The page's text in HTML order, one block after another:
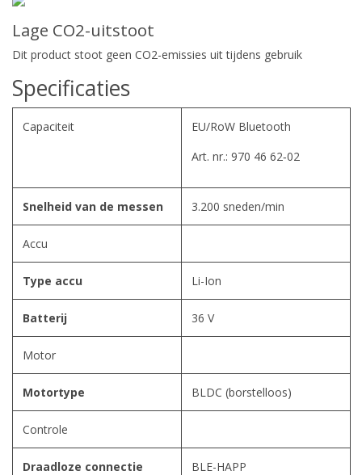
Lage CO2-uitstoot
Dit product stoot geen CO2-emissies uit tijdens gebruik
Specificaties
Capaciteit
EU/RoW Bluetooth
Art. nr.: 970 46 62‑02
Snelheid van de messen 3.200 sneden/min
Accu
Type accu Li-Ion
Batterij 36 V
Motor
Motortype BLDC (borstelloos)
Controle
Draadloze connectie BLE-HAPP